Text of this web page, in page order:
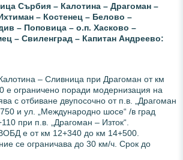
Сърбия – Калотина – Драгоман –
– Костенец – Белово –
– Поповица – о.п. Хасково –
– Свиленград – Капитан Андреево:
– Сливница при Драгоман от км
е ограничено поради модернизация на
с отбиване двупосочно от п.в. „Драгоман
и ул. „Международно шосе“ /в град
при п.в. „Драгоман – Изток“.
е от км 12+340 до км 14+500.
се ограничава до 30 км/ч. Срок до